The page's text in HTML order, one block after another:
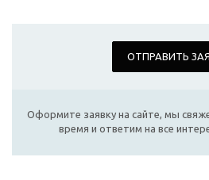
ОТПРАВИТЬ
Оформите заявку на сайте, мы
время и ответим на все